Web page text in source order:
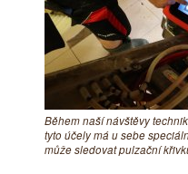
Během naší návštěvy
tyto účely má u sebe
může sledovat pulzační